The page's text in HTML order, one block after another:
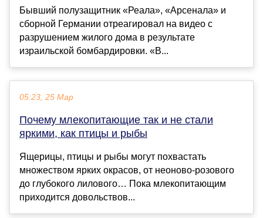
Бывший полузащитник «Реала», «Арсенала» и
сборной Германии отреагировал на видео с
разрушением жилого дома в результате
израильской бомбардировки. «В...
05:23, 25 Мар
Почему млекопитающие так и не стали
яркими, как птицы и рыбы
Ящерицы, птицы и рыбы могут похвастать
множеством ярких окрасов, от неоново-розового
до глубокого лилового… Пока млекопитающим
приходится довольствов...